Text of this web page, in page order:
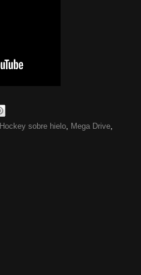
Hockey sobre hielo, Mega Drive,